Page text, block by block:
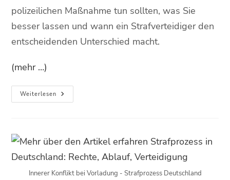
polizeilichen Maßnahme tun sollten, was Sie
besser lassen und wann ein Strafverteidiger den
entscheidenden Unterschied macht.
(mehr …)
Weiterlesen
Innerer Konflikt bei Vorladung - Strafprozess Deutschland